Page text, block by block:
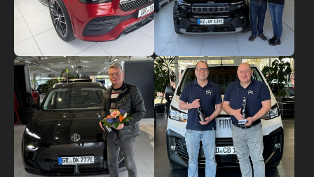
Show larger version Show larger version